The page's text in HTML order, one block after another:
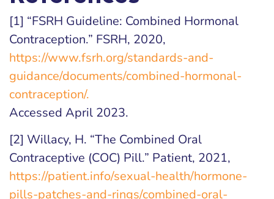
[1] “FSRH Guideline: Combined Hormonal
Contraception.” FSRH, 2020,
https://www.fsrh.org/standards-and-
guidance/documents/combined-hormonal-
contraception/.
Accessed April 2023.
[2] Willacy, H. “The Combined Oral
Contraceptive (COC) Pill.” Patient, 2021,
https://patient.info/sexual-health/hormone-
pills-patches-and-rings/combined-oral-